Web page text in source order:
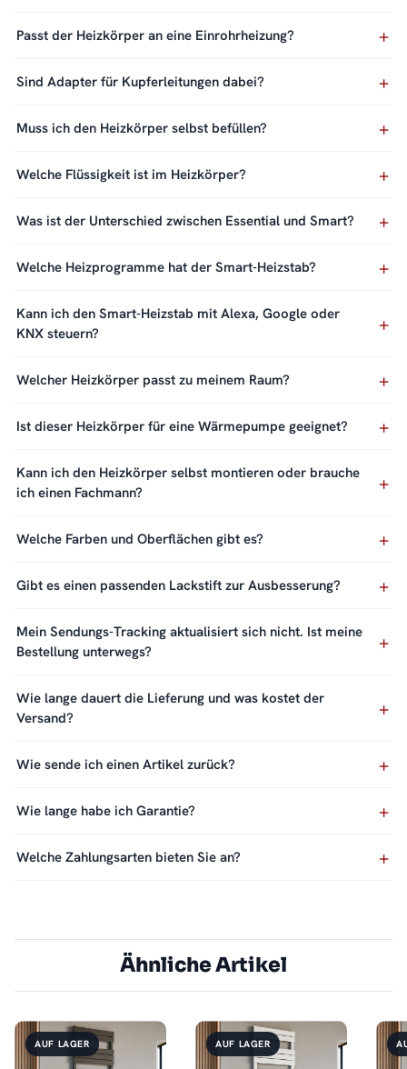
Passt der Heizkörper an eine Einrohrheizung?
Sind Adapter für Kupferleitungen dabei?
Muss ich den Heizkörper selbst befüllen?
Welche Flüssigkeit ist im Heizkörper?
Was ist der Unterschied zwischen Essential und Smart?
Welche Heizprogramme hat der Smart-Heizstab?
Kann ich den Smart-Heizstab mit Alexa, Google oder
KNX steuern?
Welcher Heizkörper passt zu meinem Raum?
Ist dieser Heizkörper für eine Wärmepumpe geeignet?
Kann ich den Heizkörper selbst montieren oder brauche
ich einen Fachmann?
Welche Farben und Oberflächen gibt es?
Gibt es einen passenden Lackstift zur Ausbesserung?
Mein Sendungs-Tracking aktualisiert sich nicht. Ist meine
Bestellung unterwegs?
Wie lange dauert die Lieferung und was kostet der
Versand?
Wie sende ich einen Artikel zurück?
Wie lange habe ich Garantie?
Welche Zahlungsarten bieten Sie an?
Ähnliche Artikel
AUF LAGER AUF LAGER